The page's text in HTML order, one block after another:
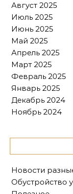
Август 2025
Июль 2025
Июнь 2025
Май 2025
Апрель 2025
Март 2025
Февраль 2025
Январь 2025
Декабрь 2024
Ноябрь 2024
Новости
Обустройство